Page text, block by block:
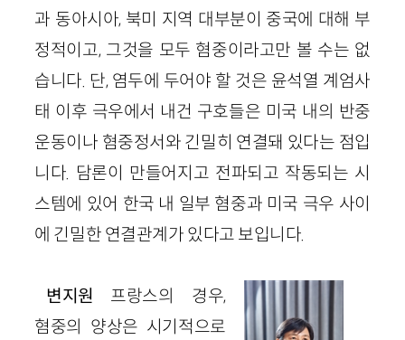
과 동아시아, 북미 지역 대부분이 중국에 대해 부
정적이고, 그것을 모두 혐중이라고만 볼 수는 없
습니다. 단, 염두에 두어야 할 것은 윤석열 계엄사
태 이후 극우에서 내건 구호들은 미국 내의 반중
운동이나 혐중정서와 긴밀히 연결돼 있다는 점입
니다. 담론이 만들어지고 전파되고 작동되는 시
스템에 있어 한국 내 일부 혐중과 미국 극우 사이
에 긴밀한 연결관계가 있다고 보입니다.
변지원 프랑스의 경우,
혐중의 양상은 시기적으로